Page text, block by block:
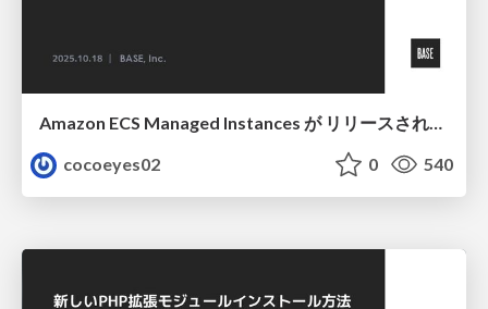
cocoeyes02
0 540